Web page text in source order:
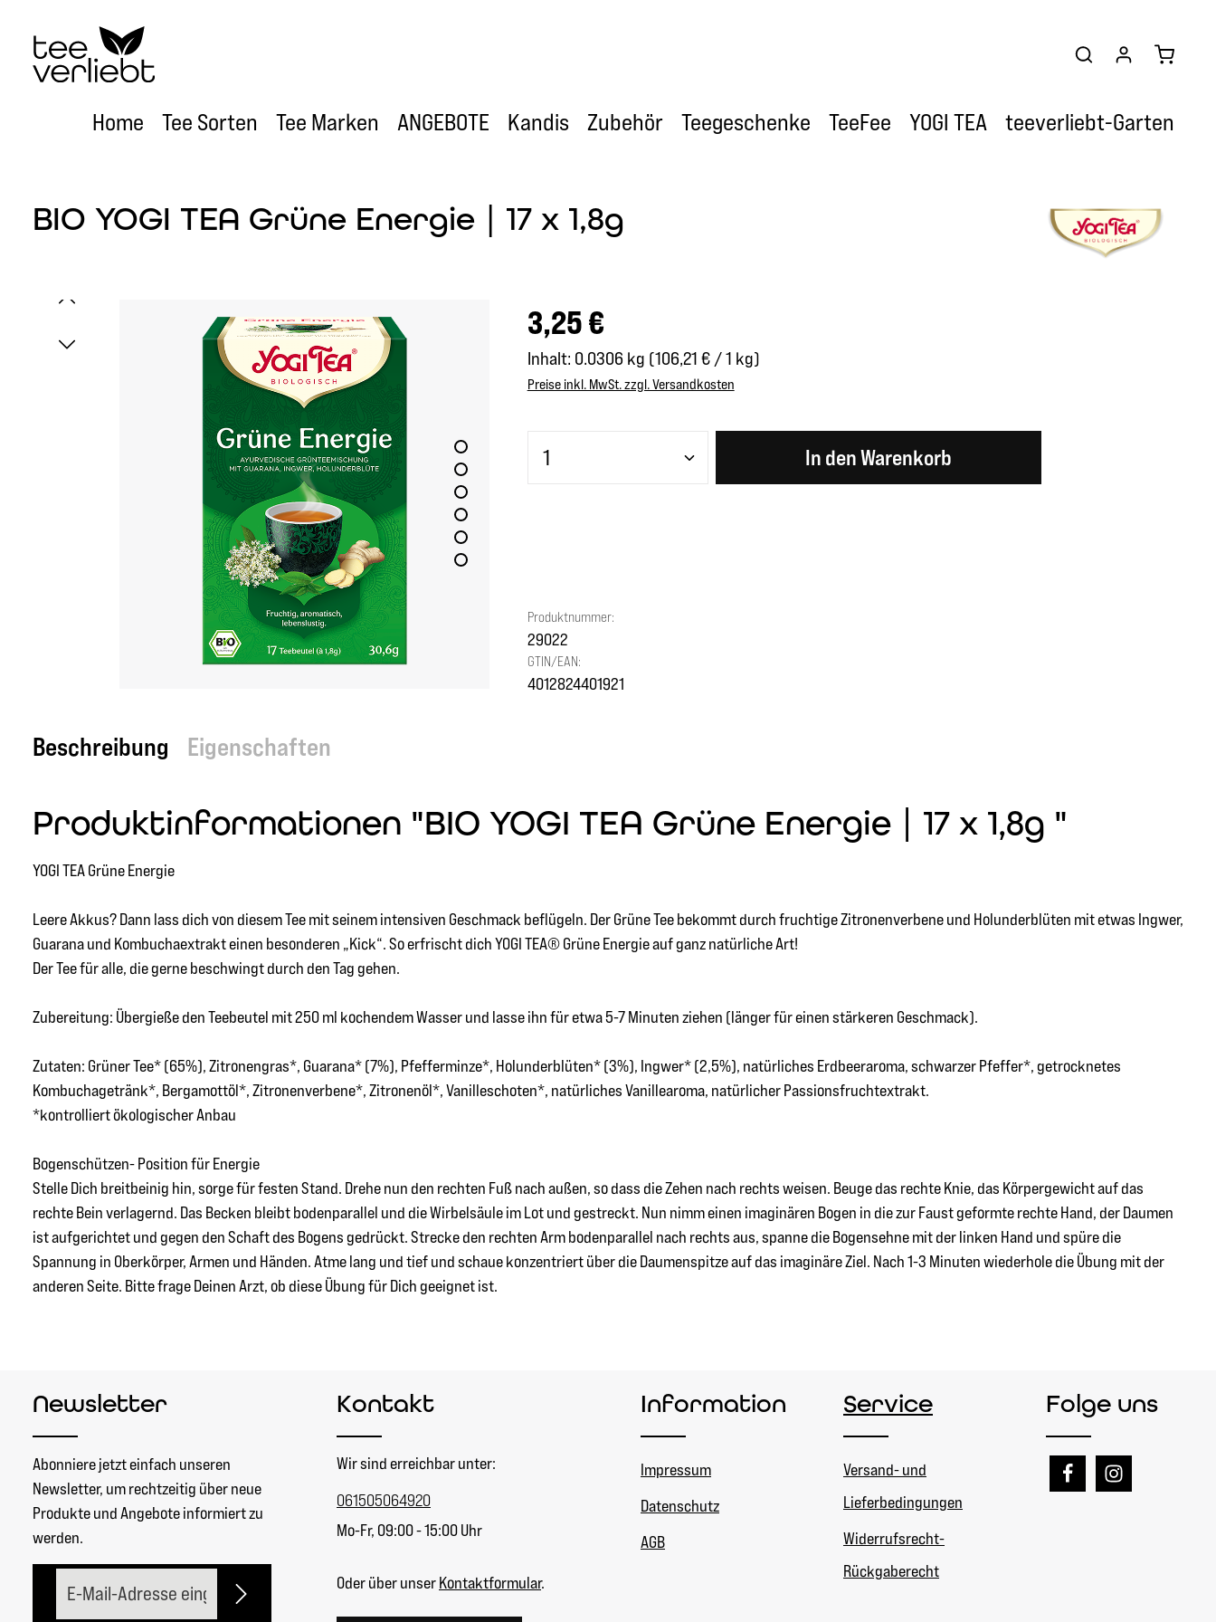
Hauptinhalt springen
Zur Hauptnavigation springen
Home Tee Sorten Tee Marken ANGEBOTE Kandis Zubehör Teegeschenke TeeFee YOGI TEA teeverliebt-Garten
BIO YOGI TEA Grüne Energie | 17 x 1,8g
Regulärer Preis:
3,25 €
Inhalt: 0.0306 kg (106,21 € / 1 kg)
Preise inkl. MwSt. zzgl. Versandkosten
Produkt Anzahl: Gib den gewünschten Wert ein oder benutze die Schaltflächen
In den Warenkorb
Produktnummer:
29022
GTIN/EAN:
4012824401921
Beschreibung Eigenschaften
Produktinformationen "BIO YOGI TEA Grüne Energie | 17 x 1,8g "
YOGI TEA Grüne Energie
Leere Akkus? Dann lass dich von diesem Tee mit seinem intensiven Geschmack beflügeln. Der Grüne Tee bekommt durch fruchtige Zitronenverbene und Holunderblüten mit etwas Ingwer,
Guarana und Kombuchaextrakt einen besonderen „Kick“. So erfrischt dich YOGI TEA® Grüne Energie auf ganz natürliche Art!
Der Tee für alle, die gerne beschwingt durch den Tag gehen.
Zubereitung: Übergieße den Teebeutel mit 250 ml kochendem Wasser und lasse ihn für etwa 5-7 Minuten ziehen (länger für einen stärkeren Geschmack).
Zutaten: Grüner Tee* (65%), Zitronengras*, Guarana* (7%), Pfefferminze*, Holunderblüten* (3%), Ingwer* (2,5%), natürliches Erdbeeraroma, schwarzer Pfeffer*, getrocknetes
Kombuchagetränk*, Bergamottöl*, Zitronenverbene*, Zitronenöl*, Vanilleschoten*, natürliches Vanillearoma, natürlicher Passionsfruchtextrakt.
*kontrolliert ökologischer Anbau
Bogenschützen- Position für Energie
Stelle Dich breitbeinig hin, sorge für festen Stand. Drehe nun den rechten Fuß nach außen, so dass die Zehen nach rechts weisen. Beuge das rechte Knie, das Körpergewicht auf das
rechte Bein verlagernd. Das Becken bleibt bodenparallel und die Wirbelsäule im Lot und gestreckt. Nun nimm einen imaginären Bogen in die zur Faust geformte rechte Hand, der Daumen
ist aufgerichtet und gegen den Schaft des Bogens gedrückt. Strecke den rechten Arm bodenparallel nach rechts aus, spanne die Bogensehne mit der linken Hand und spüre die
Spannung in Oberkörper, Armen und Händen. Atme lang und tief und schaue konzentriert über die Daumenspitze auf das imaginäre Ziel. Nach 1-3 Minuten wiederhole die Übung mit der
anderen Seite. Bitte frage Deinen Arzt, ob diese Übung für Dich geeignet ist.
Newsletter
Abonniere jetzt einfach unseren
Newsletter, um rechtzeitig über neue
Produkte und Angebote informiert zu
werden.
Kontakt
Wir sind erreichbar unter:
061505064920
Mo-Fr, 09:00 - 15:00 Uhr
Oder über unserKontaktformular.
Information
Impressum
Datenschutz
AGB
Service
Versand- und
Lieferbedingungen
Widerrufsrecht-
Rückgaberecht
Folge uns